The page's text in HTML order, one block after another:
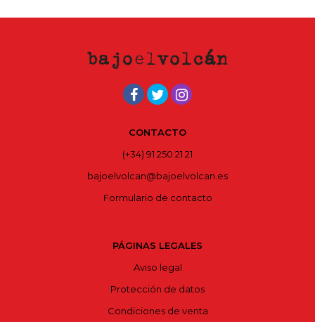
CONTACTO
(+34) 91 250 21 21
bajoelvolcan@bajoelvolcan.es
Formulario de contacto
PÁGINAS LEGALES
Aviso legal
Protección de datos
Condiciones de venta